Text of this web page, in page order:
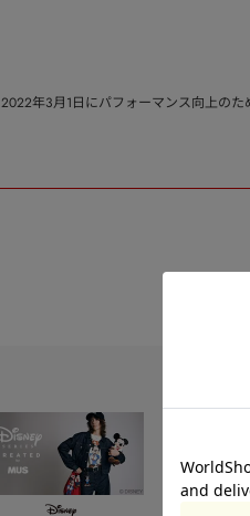
2022年3月1日にパフォーマンス向上の